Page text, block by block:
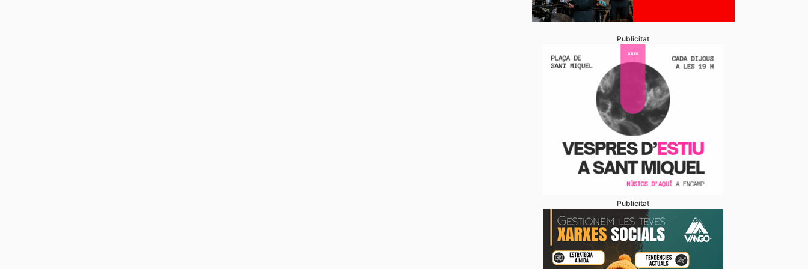
Publicitat
Publicitat